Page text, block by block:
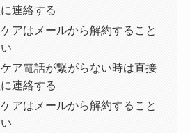
ユンス美容液の解約
まとめ！電話が繋が
なにわサプリ
連絡する
アはメールから解約すること
ア電話が繋がらない時は直接
連絡する
アはメールから解約すること